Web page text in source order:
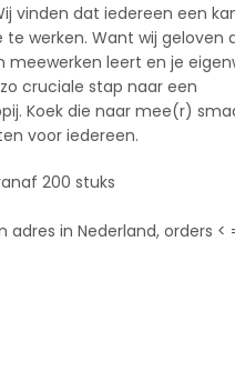
vinden dat iedereen een
werken. Want wij geloven
meewerken leert en je
cruciale stap naar een
Koek die naar mee(r)
voor iedereen.
200 stuks
in Nederland, orders <